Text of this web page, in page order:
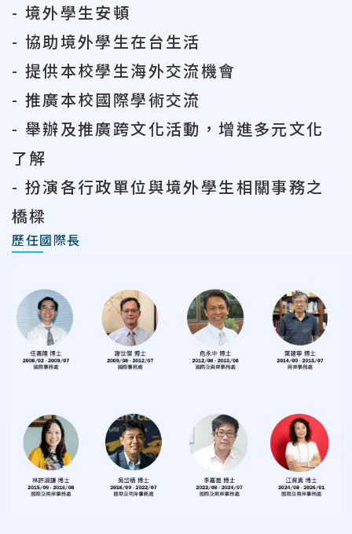
- 境外學生安頓
- 協助境外學生在台生活
- 提供本校學生海外交流機會
- 推廣本校國際學術交流
- 舉辦及推廣跨文化活動，增進多元文化
了解
- 扮演各行政單位與境外學生相關事務之
橋樑
歷任國際長